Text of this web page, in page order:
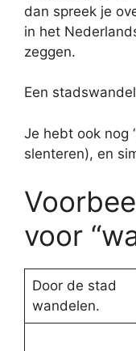
dan spreek je
in het
zeggen.
Een
Je hebt ook nog
slenteren), en
voor
Door de stad
wandelen.